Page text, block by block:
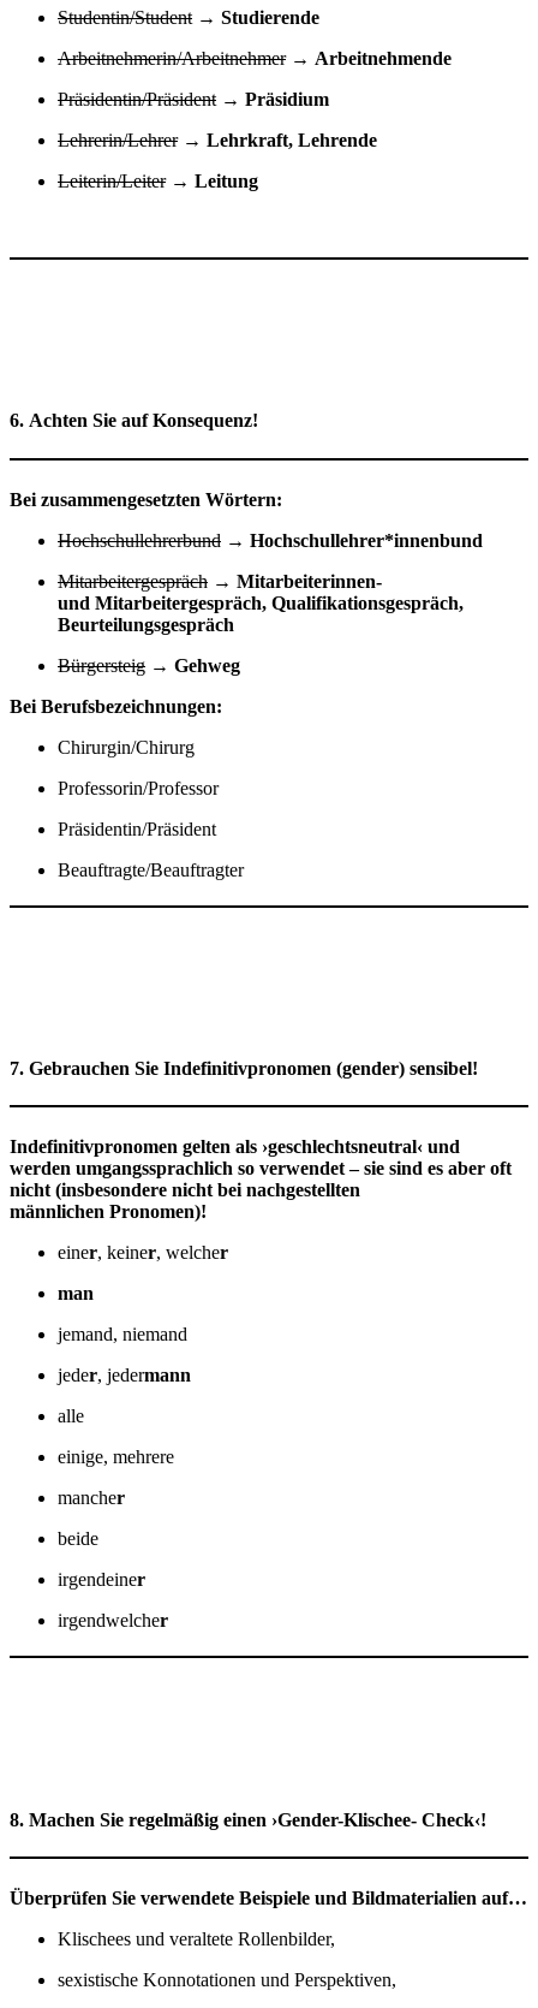
Studentin/Student → Studierende
Arbeitnehmerin/Arbeitnehmer→ Arbeitnehmende
Präsidentin/Präsident → Präsidium
Lehrerin/Lehrer→ Lehrkraft, Lehrende
Leiterin/Leiter→ Leitung
6. Achten Sie auf Konsequenz!
Bei zusammengesetzten Wörtern:
Hochschullehrerbund → Hochschullehrer*innenbund
Mitarbeitergespräch → Mitarbeiterinnen-
und Mitarbeitergespräch, Qualifikationsgespräch,
Beurteilungsgespräch
Bürgersteig → Gehweg
Bei Berufsbezeichnungen:
Chirurgin/Chirurg
Professorin/Professor
Präsidentin/Präsident
Beauftragte/Beauftragter
7. Gebrauchen Sie Indefinitivpronomen (gender) sensibel!
Indefinitivpronomen gelten als ›geschlechtsneutral‹ und
werden umgangssprachlich so verwendet – sie sind es aber oft
nicht (insbesondere nicht bei nachgestellten
männlichen Pronomen)!
einer, keiner, welcher
man
jemand, niemand
jeder, jedermann
alle
einige, mehrere
mancher
beide
irgendeiner
irgendwelcher
8. Machen Sie regelmäßig ​einen ›Gender-Klischee- Check‹!
Überprüfen Sie verwendete Beispiele und Bildmaterialien auf…
Klischees und veraltete Rollenbilder,
sexistische Konnotationen und Perspektiven,